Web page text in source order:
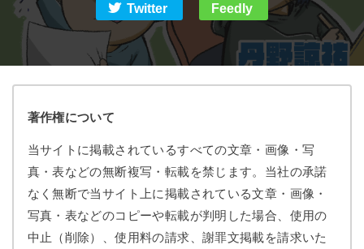
Twitter Feedly
著作権について
当サイトに掲載されているすべての文章・画像・写
真・表などの無断複写・転載を禁じます。当社の承諾
なく無断で当サイト上に掲載されている文章・画像・
写真・表などのコピーや転載が判明した場合、使用の
中止（削除）、使用料の請求、謝罪文掲載を請求いた